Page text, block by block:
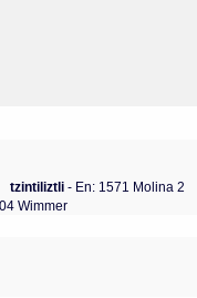
tzintiliztli- En: 1571 Molina 2
Wimmer